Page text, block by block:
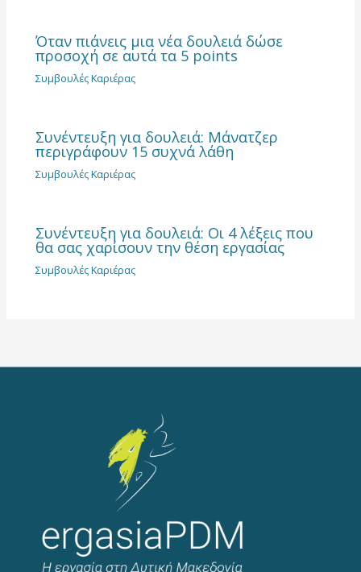
Όταν πιάνεις μια νέα δουλειά δώσε
προσοχή σε αυτά τα 5 points
Συμβουλές Καριέρας
Συνέντευξη για δουλειά: Μάνατζερ
περιγράφουν 15 συχνά λάθη
Συμβουλές Καριέρας
Συνέντευξη για δουλειά: Οι 4 λέξεις που
θα σας χαρίσουν την θέση εργασίας
Συμβουλές Καριέρας